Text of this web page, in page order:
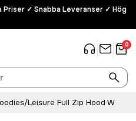
✓ Snabba Leveranser ✓ Hög
0
/Leisure Full Zip Hood W